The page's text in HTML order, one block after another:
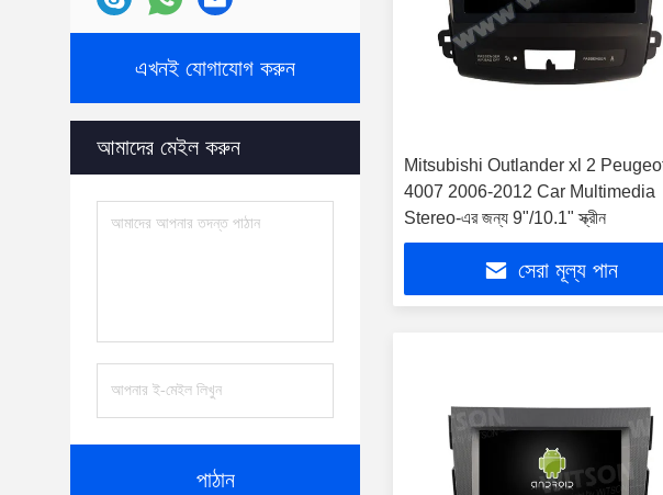
এখনই যোগাযোগ করুন
আমাদের মেইল ​​করুন
পাঠান
Mitsubishi Outlander xl 2
4007 2006-2012 Car Multimedia
Stereo-এর জন্য 9"/10.1" স্ক্রীন
সেরা মূল্য পান